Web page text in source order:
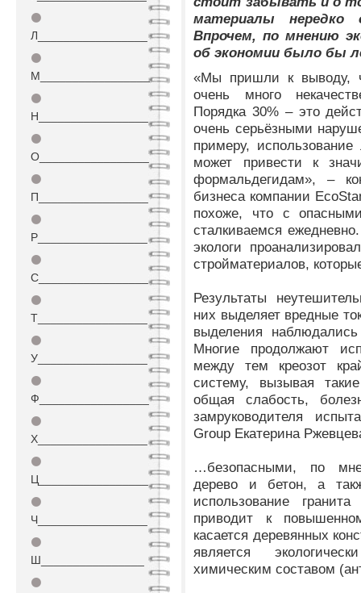
⚫
Л_________________
⚫
М_________________
⚫
Н_________________
⚫
О_________________
⚫
П_________________
⚫
Р_________________
⚫
С_________________
⚫
Т_________________
⚫
У_________________
⚫
Ф_________________
⚫
Х_________________
⚫
Ц_________________
⚫
Ч_________________
⚫
Ш________________
⚫
материалы нередко
Впрочем, по мнению
об экономии было бы
«Мы пришли к выводу,
очень много
Порядка 30% – это
очень серьёзными
примеру,
может привести к
формальдегидам», –
бизнеса компании
похоже, что с
сталкиваемся
экологи
стройматериалов,
Результаты
них выделяет вредные
выделения
Многие продолжают
между тем креозот
систему, вызывая
общая слабость,
замруководителя
Group Екатерина
…безопасными, по
дерево и бетон, а
использование
приводит к
касается деревянных
является
химическим составом